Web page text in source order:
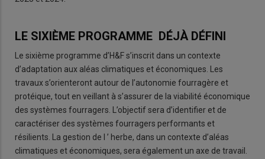
LE SIXIÈME PROGRAMME DÉJÀ DÉFINI
Le sixième programme d’H&F s’inscrit dans un contexte
d’adaptation aux aléas climatiques et économiques. Les
travaux s’orienteront autour de l’autonomie fourragère et
protéique, tout en veillant à s’assurer de la viabilité économique
des systèmes fourragers. L’objectif sera d’identifier et de
caractériser des systèmes fourragers performants et
résilients. La gestion de l ’ herbe, dans un contexte d’aléas
climatiques et économiques, sera également un axe de travail.